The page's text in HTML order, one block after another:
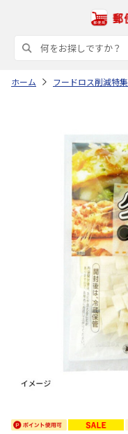
ホーム フードロス削減特集